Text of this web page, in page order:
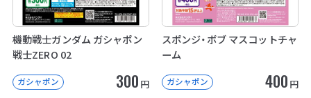
機動戦士ガンダム ガシャポン
戦士ZERO 02
ガシャポン 300 円
スポンジ・ボブ マスコットチャ
ーム
ガシャポン 400 円